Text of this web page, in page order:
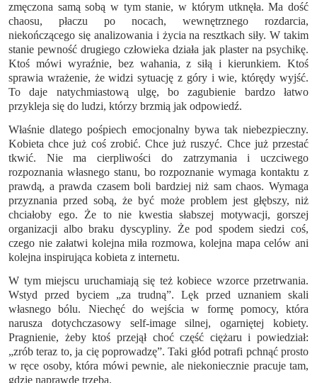
zmęczona samą sobą w tym stanie, w którym utknęła. Ma dość
chaosu, płaczu po nocach, wewnętrznego rozdarcia,
niekończącego się analizowania i życia na resztkach siły. W takim
stanie pewność drugiego człowieka działa jak plaster na psychikę.
Ktoś mówi wyraźnie, bez wahania, z siłą i kierunkiem. Ktoś
sprawia wrażenie, że widzi sytuację z góry i wie, którędy wyjść.
To daje natychmiastową ulgę, bo zagubienie bardzo łatwo
przykleja się do ludzi, którzy brzmią jak odpowiedź.
Właśnie dlatego pośpiech emocjonalny bywa tak niebezpieczny.
Kobieta chce już coś zrobić. Chce już ruszyć. Chce już przestać
tkwić. Nie ma cierpliwości do zatrzymania i uczciwego
rozpoznania własnego stanu, bo rozpoznanie wymaga kontaktu z
prawdą, a prawda czasem boli bardziej niż sam chaos. Wymaga
przyznania przed sobą, że być może problem jest głębszy, niż
chciałoby ego. Że to nie kwestia słabszej motywacji, gorszej
organizacji albo braku dyscypliny. Że pod spodem siedzi coś,
czego nie załatwi kolejna miła rozmowa, kolejna mapa celów ani
kolejna inspirująca kobieta z internetu.
W tym miejscu uruchamiają się też kobiece wzorce przetrwania.
Wstyd przed byciem „za trudną”. Lęk przed uznaniem skali
własnego bólu. Niechęć do wejścia w formę pomocy, która
narusza dotychczasowy self-image silnej, ogarniętej kobiety.
Pragnienie, żeby ktoś przejął choć część ciężaru i powiedział:
„zrób teraz to, ja cię poprowadzę”. Taki głód potrafi pchnąć prosto
w ręce osoby, która mówi pewnie, ale niekoniecznie pracuje tam,
gdzie naprawdę trzeba.